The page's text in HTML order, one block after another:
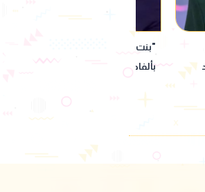
"سمعني صوتك".. تعاون جديد بين
الشافعي ويونس مرسي